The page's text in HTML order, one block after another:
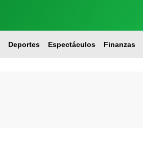
Deportes Espectáculos Finanzas